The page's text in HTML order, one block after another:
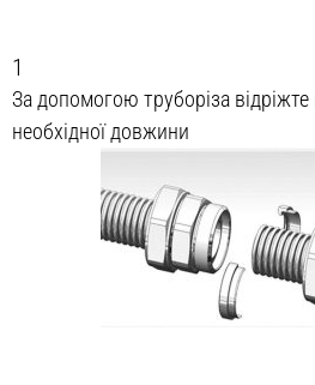
1
За допомогою труборіза
необхідної довжини